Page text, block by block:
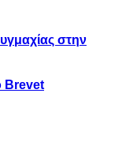
στην
Brevet